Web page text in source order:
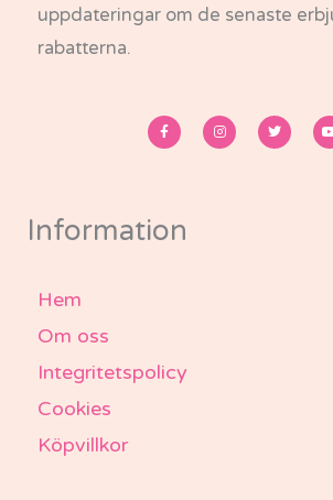
uppdateringar om de senaste
rabatterna.
a
c
e
f
n
s
t
w
i
t
t
Information
Hem
Om oss
Integritetspolicy
Cookies
Köpvillkor